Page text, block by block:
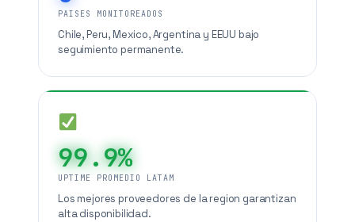
PAISES MONITOREADOS
Chile, Peru, Mexico, Argentina y EEUU bajo
seguimiento permanente.
99.9%
UPTIME PROMEDIO LATAM
Los mejores proveedores de la region garantizan
alta disponibilidad.